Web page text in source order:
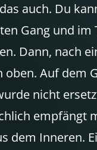
auch. Du
Gang und
Dann, nach
oben. Auf dem
nicht
empfängt
dem Inneren.